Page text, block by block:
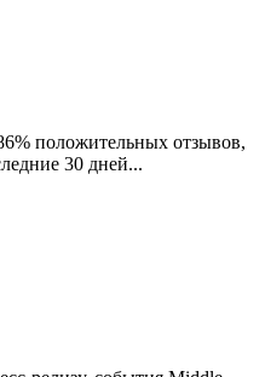
положительных отзывов,
30 дней...